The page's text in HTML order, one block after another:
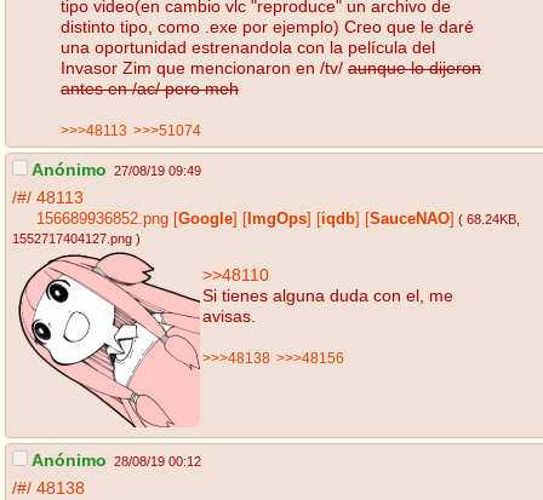
tipo video(en cambio vlc "reproduce" un archivo de
distinto tipo, como .exe por ejemplo) Creo que le daré
una oportunidad estrenandola con la película del
Invasor Zim que mencionaron en /tv/ aunque lo dijeron
antes en /ac/ pero meh
>>>48113 >>>51074
Anónimo 27/08/19 09:49
/#/ 48113
156689936852.png Google ImgOps iqdb SauceNAO ( 68.24KB
1552717404127.png )
>>48110
Si tienes alguna duda con el, me
avisas.
>>>48138 >>>48156
Anónimo 28/08/19 00:12
/#/ 48138